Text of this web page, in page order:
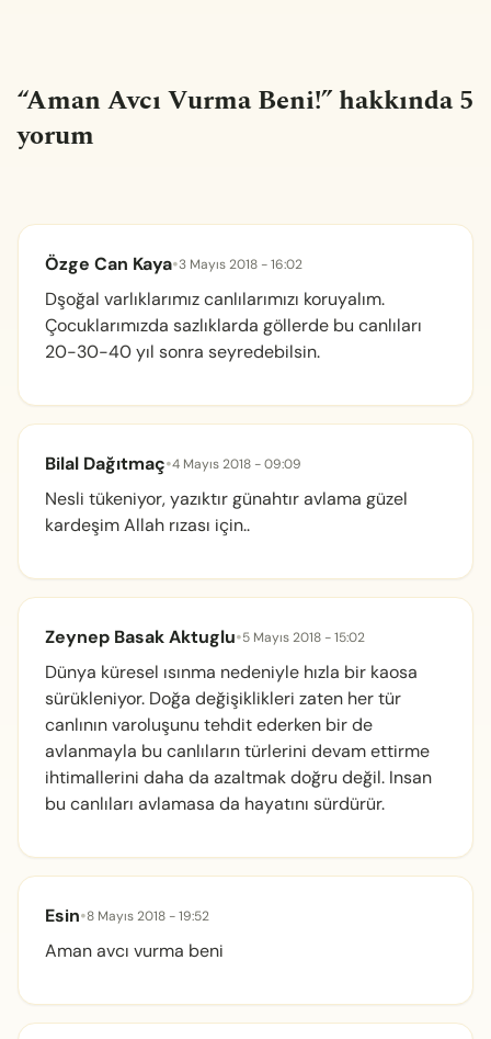
“Aman Avcı Vurma Beni!” hakkında 5
yorum
Özge Can Kaya•3 Mayıs 2018 - 16:02
Dşoğal varlıklarımız canlılarımızı koruyalım.
Çocuklarımızda sazlıklarda göllerde bu canlıları
20-30-40 yıl sonra seyredebilsin.
Bilal Dağıtmaç•4 Mayıs 2018 - 09:09
Nesli tükeniyor, yazıktır günahtır avlama güzel
kardeşim Allah rızası için..
Zeynep Basak Aktuglu•5 Mayıs 2018 - 15:02
Dünya küresel ısınma nedeniyle hızla bir kaosa
sürükleniyor. Doğa değişiklikleri zaten her tür
canlının varoluşunu tehdit ederken bir de
avlanmayla bu canlıların türlerini devam ettirme
ihtimallerini daha da azaltmak doğru değil. Insan
bu canlıları avlamasa da hayatını sürdürür.
Esin•8 Mayıs 2018 - 19:52
Aman avcı vurma beni